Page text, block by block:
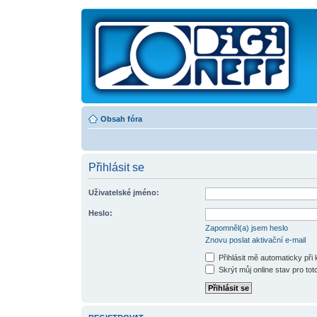
Obsah fóra
Přihlásit se
Uživatelské jméno:
Heslo:
Zapomněl(a) jsem heslo
Znovu poslat aktivační e-mail
Přihlásit mě automaticky při
Skrýt můj online stav pro